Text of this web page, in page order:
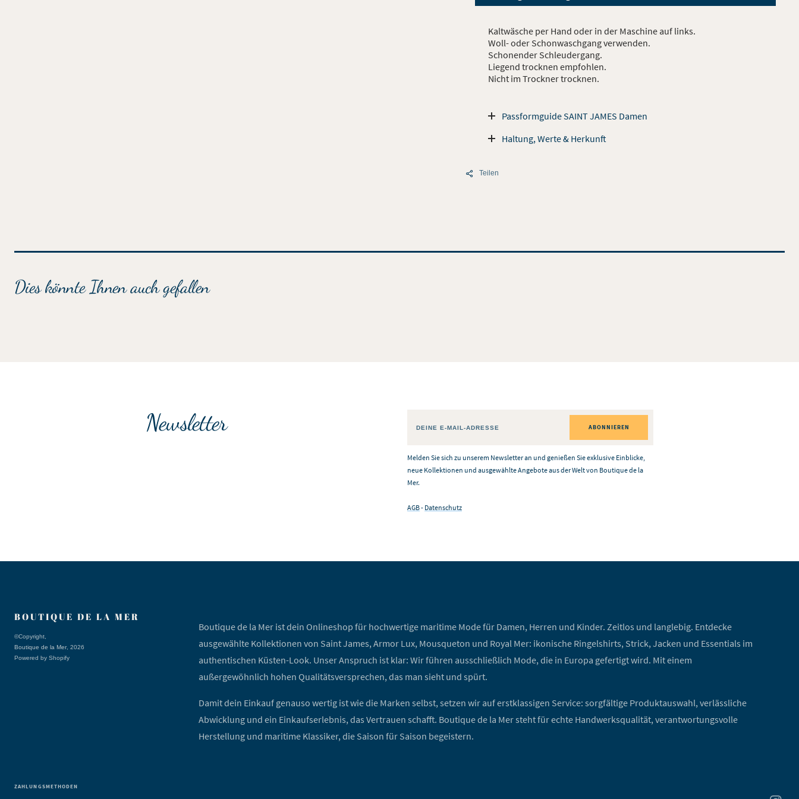
Kaltwäsche per Hand oder in der Maschine auf links.
Woll- oder Schonwaschgang verwenden.
Schonender Schleudergang.
Liegend trocknen empfohlen.
Nicht im Trockner trocknen.
Passformguide SAINT JAMES Damen
Haltung, Werte & Herkunft
Teilen
Dies könnte Ihnen auch gefallen
Newsletter ABONNIEREN
Melden Sie sich zu unserem Newsletter an und genießen Sie exklusive Einblicke,
neue Kollektionen und ausgewählte Angebote aus der Welt von Boutique de la
Mer.
AGB- Datenschutz
BOUTIQUE DE LA MER
©Copyright,
Boutique de la Mer, 2026
Powered by Shopify
Boutique de la Mer ist dein Onlineshop für hochwertige maritime Mode für Damen, Herren und Kinder. Zeitlos und langlebig. Entdecke
ausgewählte Kollektionen von Saint James, Armor Lux, Mousqueton und Royal Mer: ikonische Ringelshirts, Strick, Jacken und Essentials im
authentischen Küsten-Look. Unser Anspruch ist klar: Wir führen ausschließlich Mode, die in Europa gefertigt wird. Mit einem
außergewöhnlich hohen Qualitätsversprechen, das man sieht und spürt.
Damit dein Einkauf genauso wertig ist wie die Marken selbst, setzen wir auf erstklassigen Service: sorgfältige Produktauswahl, verlässliche
Abwicklung und ein Einkaufserlebnis, das Vertrauen schafft. Boutique de la Mer steht für echte Handwerksqualität, verantwortungsvolle
Herstellung und maritime Klassiker, die Saison für Saison begeistern.
ZAHLUNGSMETHODEN